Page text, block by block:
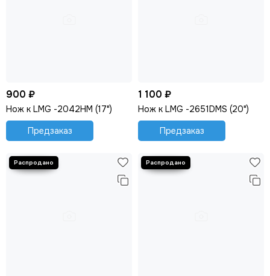
900 ₽
Нож к LMG -2042HM (17")
Предзаказ
1 100 ₽
Нож к LMG -2651DMS (20")
Предзаказ